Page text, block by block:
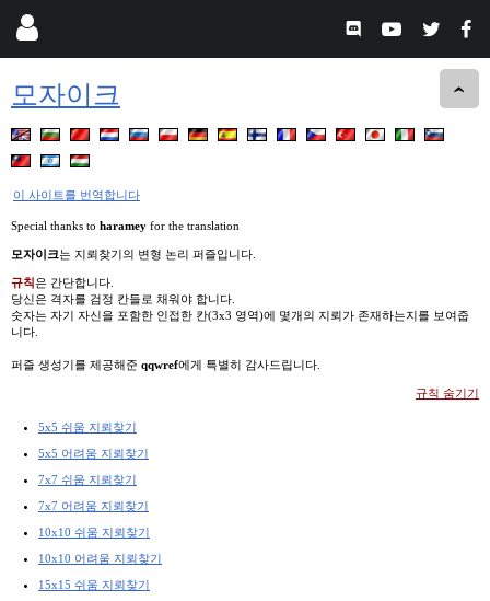
모자이크
이 사이트를 번역합니다
Special thanks to haramey for the translation
모자이크는 지뢰찾기의 변형 논리 퍼즐입니다.
규칙은 간단합니다.
당신은 격자를 검정 칸들로 채워야 합니다.
숫자는 자기 자신을 포함한 인접한 칸(3x3 영역)에 몇개의 지뢰가 존재하는지를 보여줍
니다.
퍼즐 생성기를 제공해준 qqwref에게 특별히 감사드립니다.
규칙 숨기기
5x5 쉬움 지뢰찾기
5x5 어려움 지뢰찾기
7x7 쉬움 지뢰찾기
7x7 어려움 지뢰찾기
10x10 쉬움 지뢰찾기
10x10 어려움 지뢰찾기
15x15 쉬움 지뢰찾기